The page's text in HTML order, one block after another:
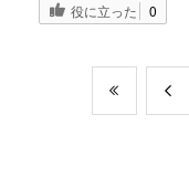
役に立った 0